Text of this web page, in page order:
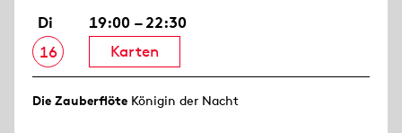
Di
16
19:00 – 22:30
Karten
Die Zauberflöte Königin der Nacht